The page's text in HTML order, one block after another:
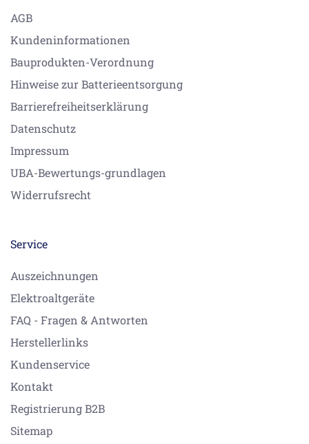
AGB
Kundeninformationen
Bauprodukten-Verordnung
Hinweise zur Batterieentsorgung
Barrierefreiheitserklärung
Datenschutz
Impressum
UBA-Bewertungs-grundlagen
Widerrufsrecht
Service
Auszeichnungen
Elektroaltgeräte
FAQ - Fragen & Antworten
Herstellerlinks
Kundenservice
Kontakt
Registrierung B2B
Sitemap